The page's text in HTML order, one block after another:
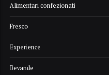
Alimentari confezionati
Fresco
Experience
Bevande